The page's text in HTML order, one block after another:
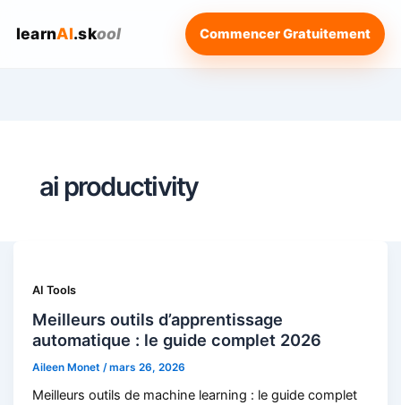
learnAI.skool Commencer Gratuitement
ai productivity
AI Tools
Meilleurs outils d’apprentissage
automatique : le guide complet 2026
Aileen Monet/mars 26, 2026
Meilleurs outils de machine learning : le guide complet